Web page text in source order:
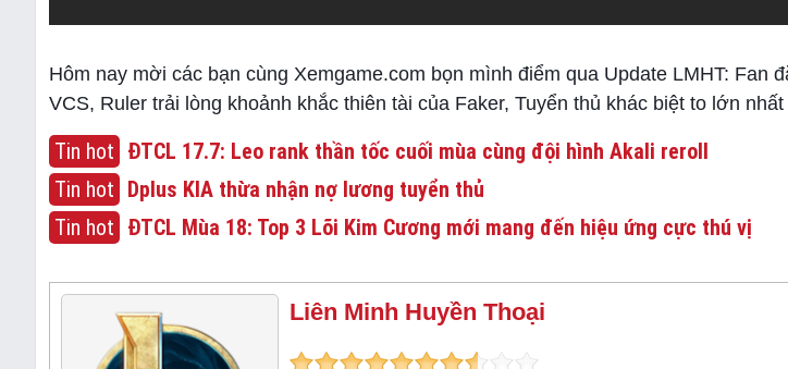
Hôm nay mời các bạn cùng Xemgame.com bọn mình điểm qua Update LMHT: Fan
VCS, Ruler trải lòng khoảnh khắc thiên tài của Faker, Tuyển thủ khác biệt to lớn nhất
Tin hot ĐTCL 17.7: Leo rank thần tốc cuối mùa cùng đội hình Akali reroll
Tin hot Dplus KIA thừa nhận nợ lương tuyển thủ
Tin hot ĐTCL Mùa 18: Top 3 Lõi Kim Cương mới mang đến hiệu ứng cực thú vị
Liên Minh Huyền Thoại